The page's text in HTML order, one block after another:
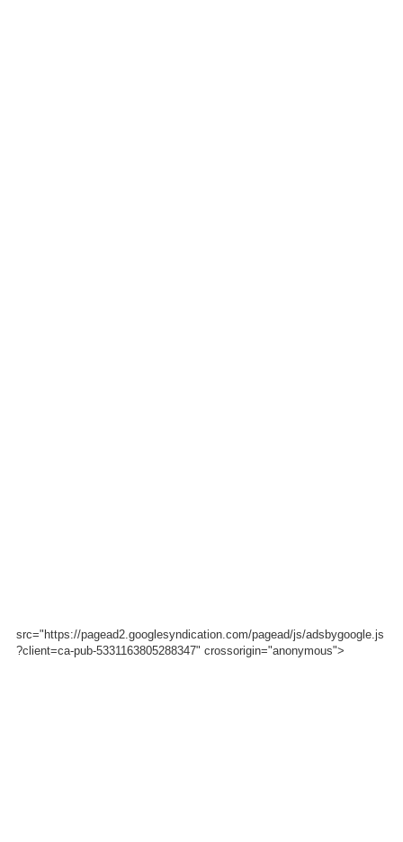
src="https://pagead2.googlesyndication.com/pagead/js/adsbygoogle.js
?client=ca-pub-5331163805288347" crossorigin="anonymous">